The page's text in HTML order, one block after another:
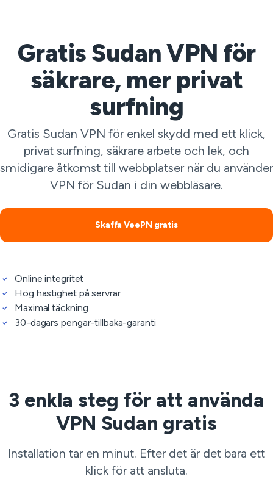
Gratis Sudan VPN för
säkrare, mer privat
surfning
Gratis Sudan VPN för enkel skydd med ett klick,
privat surfning, säkrare arbete och lek, och
smidigare åtkomst till webbplatser när du använder
VPN för Sudan i din webbläsare.
Skaffa VeePN gratis
Online integritet
Hög hastighet på servrar
Maximal täckning
30-dagars pengar-tillbaka-garanti
3 enkla steg för att använda
VPN Sudan gratis
Installation tar en minut. Efter det är det bara ett
klick för att ansluta.